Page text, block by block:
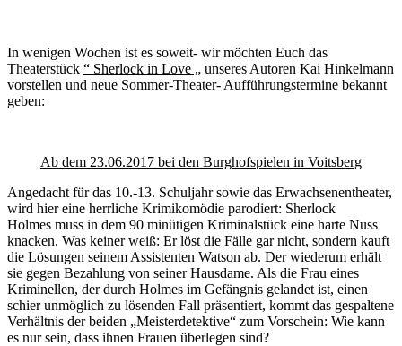
In wenigen Wochen ist es soweit- wir möchten Euch das
Theaterstück “ Sherlock in Love „ unseres Autoren Kai Hinkelmann
vorstellen und neue Sommer-Theater- Aufführungstermine bekannt
geben:
Ab dem 23.06.2017 bei den Burghofspielen in Voitsberg
Angedacht für das 10.-13. Schuljahr sowie das Erwachsenentheater,
wird hier eine herrliche Krimikomödie parodiert: Sherlock
Holmes muss in dem 90 minütigen Kriminalstück eine harte Nuss
knacken. Was keiner weiß: Er löst die Fälle gar nicht, sondern kauft
die Lösungen seinem Assistenten Watson ab. Der wiederum erhält
sie gegen Bezahlung von seiner Hausdame. Als die Frau eines
Kriminellen, der durch Holmes im Gefängnis gelandet ist, einen
schier unmöglich zu lösenden Fall präsentiert, kommt das gespaltene
Verhältnis der beiden „Meisterdetektive“ zum Vorschein: Wie kann
es nur sein, dass ihnen Frauen überlegen sind?